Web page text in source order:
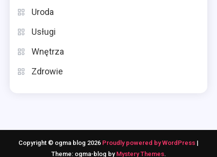
Uroda
Usługi
Wnętrza
Zdrowie
Copyright © ogma blog 2026 Proudly powered by WordPress |
Theme: ogma-blog by Mystery Themes.